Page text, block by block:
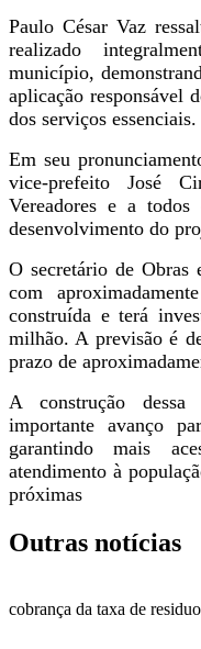
Paulo César Vaz
realizado
município,
aplicação responsável
dos serviços essenciais.
Em seu
vice-prefeito José
Vereadores e a
desenvolvimento do
O secretário de Obras
com
construída e terá
milhão. A previsão é
prazo de
A construção dessa
importante avanço
garantindo mais
atendimento à
próximas
Outras notícias
cobrança da taxa de